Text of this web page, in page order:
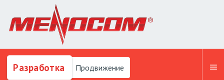
Разработка Продвижение